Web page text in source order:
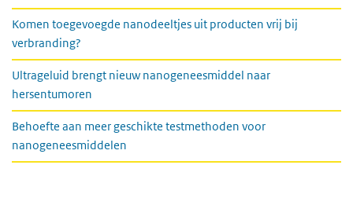
Komen toegevoegde nanodeeltjes uit producten vrij bij
verbranding?
Ultrageluid brengt nieuw nanogeneesmiddel naar
hersentumoren
Behoefte aan meer geschikte testmethoden voor
nanogeneesmiddelen